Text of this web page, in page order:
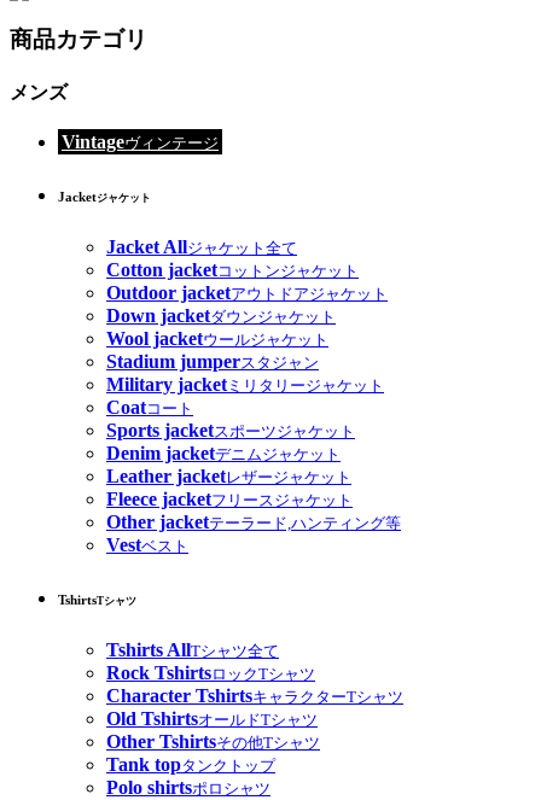
商品カテゴリ
メンズ
Vintageヴィンテージ
Jacketジャケット
Jacket Allジャケット全て
Cotton jacketコットンジャケット
Outdoor jacketアウトドアジャケット
Down jacketダウンジャケット
Wool jacketウールジャケット
Stadium jumperスタジャン
Military jacketミリタリージャケット
Coatコート
Sports jacketスポーツジャケット
Denim jacketデニムジャケット
Leather jacketレザージャケット
Fleece jacketフリースジャケット
Other jacketテーラード,ハンティング等
Vestベスト
TshirtsTシャツ
Tshirts AllTシャツ全て
Rock TshirtsロックTシャツ
Character TshirtsキャラクターTシャツ
Old TshirtsオールドTシャツ
Other Tshirtsその他Tシャツ
Tank topタンクトップ
Polo shirtsポロシャツ